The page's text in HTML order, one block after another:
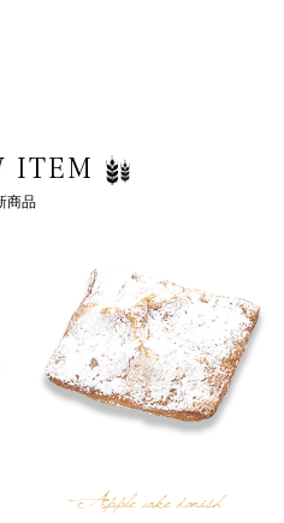
ITEM
商品
Apple cake danish